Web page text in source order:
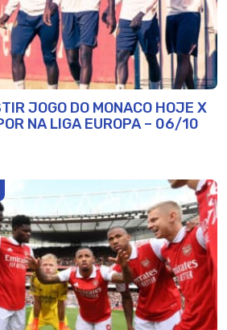
JOGO DO MONACO HOJE X
NA LIGA EUROPA – 06/10